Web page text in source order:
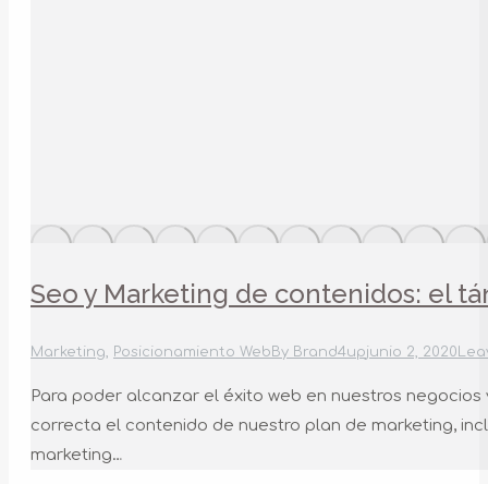
Seo y Marketing de contenidos: el
Marketing, Posicionamiento Web By Brand4upjunio 2, 2020
Para poder alcanzar el éxito web en nuestros
correcta el contenido de nuestro plan de marketing,
marketing…